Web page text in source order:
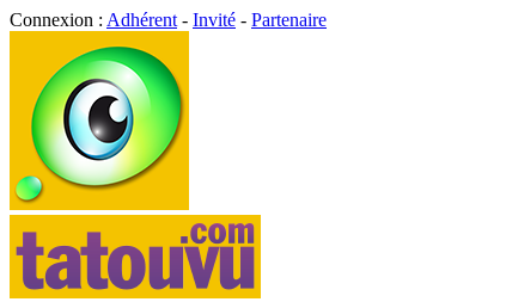
Connexion : Adhérent - Invité - Partenaire